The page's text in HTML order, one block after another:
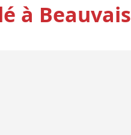
à Beauvais